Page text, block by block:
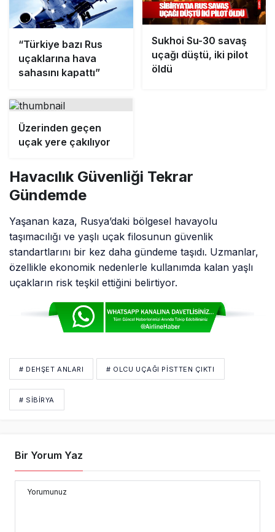
“Türkiye bazı Rus
uçaklarına hava
sahasını kapattı”
Sukhoi Su-30 savaş
uçağı düştü, iki pilot
öldü
Üzerinden geçen
uçak yere çakılıyor
Havacılık Güvenliği Tekrar
Gündemde
Yaşanan kaza, Rusya’daki bölgesel havayolu
taşımacılığı ve yaşlı uçak filosunun güvenlik
standartlarını bir kez daha gündeme taşıdı. Uzmanlar,
özellikle ekonomik nedenlerle kullanımda kalan yaşlı
uçakların risk teşkil ettiğini belirtiyor.
# DEHŞET ANLARI # OLCU UÇAĞI PISTTEN ÇIKTI
# SIBIRYA
Bir Yorum Yaz
Yorumunuz